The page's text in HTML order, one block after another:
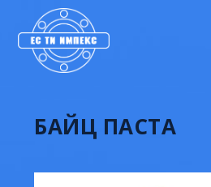
БАЙЦ ПАСТА